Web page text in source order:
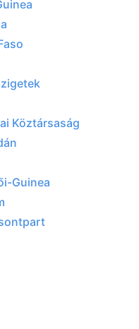
Köztársaság
Guinea